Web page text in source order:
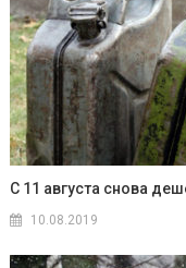
С 11 августа снова
10.08.2019